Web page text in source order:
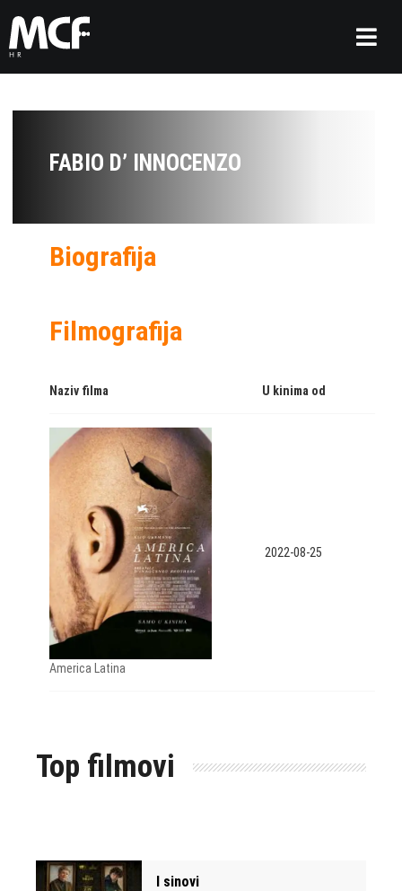
FABIO D’ INNOCENZO
Biografija
Filmografija
Naziv filma U kinima od
America Latina
2022-08-25
Top filmovi
I sinovi